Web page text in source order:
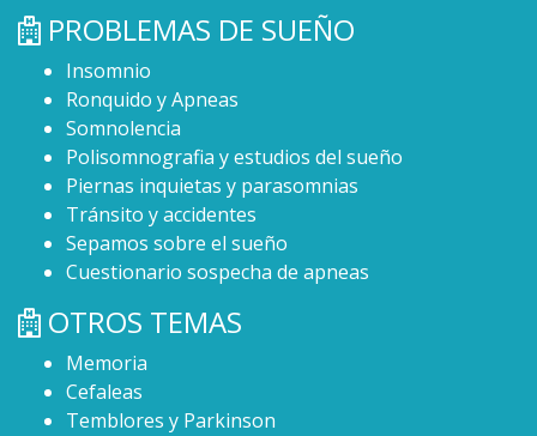
PROBLEMAS DE SUEÑO
Insomnio
Ronquido y Apneas
Somnolencia
Polisomnografia y estudios del sueño
Piernas inquietas y parasomnias
Tránsito y accidentes
Sepamos sobre el sueño
Cuestionario sospecha de apneas
OTROS TEMAS
Memoria
Cefaleas
Temblores y Parkinson